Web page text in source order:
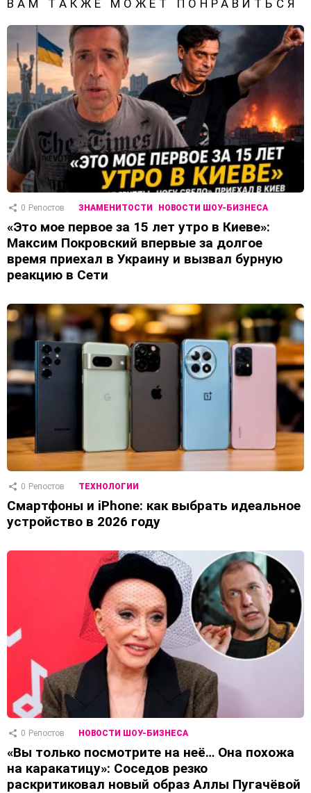
ВАМ ТАКЖЕ МОЖЕТ ПОНРАВИТЬСЯ
0 Репостов ЗНАМЕНИТОСТИ НОВОСТИ ШОУ-БИЗНЕСА
«Это мое первое за 15 лет утро в Киеве»:
Максим Покровский впервые за долгое
время приехал в Украину и вызвал бурную
реакцию в Сети
0 Репостов ТЕХНОЛОГИИ
Смартфоны и iPhone: как выбрать идеальное
устройство в 2026 году
0 Репостов НОВОСТИ ШОУ-БИЗНЕСА
«Вы только посмотрите на неё… Она похожа
на каракатицу»: Соседов резко
раскритиковал новый образ Аллы Пугачёвой